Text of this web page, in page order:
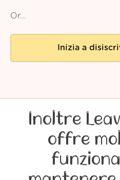
Or...
Inizia a
Inoltre
offre